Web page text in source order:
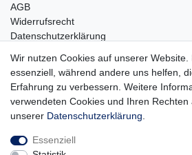
AGB
Widerrufsrecht
Datenschutzerklärung
Impressum
Service
Zahlungsarten
Lieferung und Abholung
Unternehmen
Wir nutzen Cookies auf unserer Website.
essenziell, während andere uns helfen,
Erfahrung zu verbessern. Weitere
verwendeten Cookies und Ihren Rechten
unserer Daten­schutz­erklärung
Essenziell